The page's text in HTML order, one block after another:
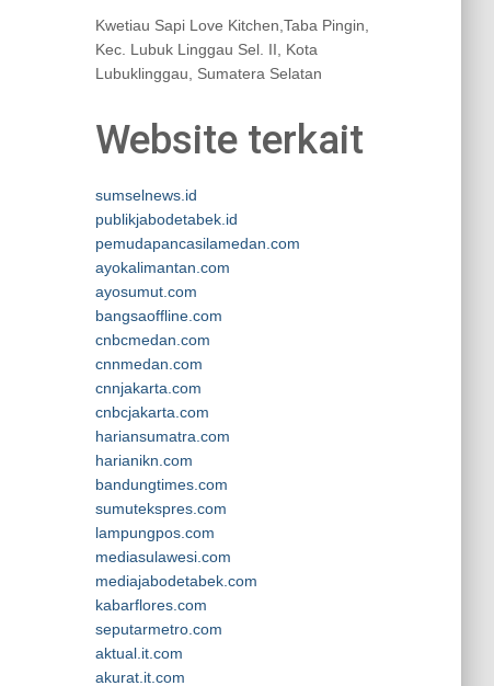
Kwetiau Sapi Love Kitchen,Taba Pingin,
Kec. Lubuk Linggau Sel. II, Kota
Lubuklinggau, Sumatera Selatan
Website terkait
sumselnews.id
publikjabodetabek.id
pemudapancasilamedan.com
ayokalimantan.com
ayosumut.com
bangsaoffline.com
cnbcmedan.com
cnnmedan.com
cnnjakarta.com
cnbcjakarta.com
hariansumatra.com
harianikn.com
bandungtimes.com
sumutekspres.com
lampungpos.com
mediasulawesi.com
mediajabodetabek.com
kabarflores.com
seputarmetro.com
aktual.it.com
akurat.it.com